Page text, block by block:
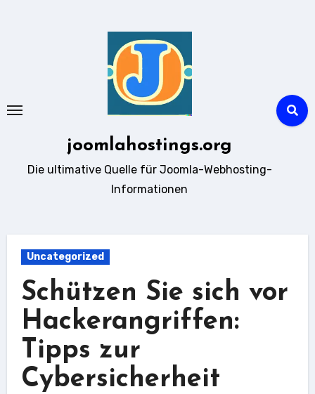
joomlahostings.org
Die ultimative Quelle für Joomla-Webhosting-
Informationen
Uncategorized
Schützen Sie sich vor
Hackerangriffen:
Tipps zur
Cybersicherheit